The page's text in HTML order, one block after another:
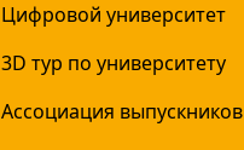
Цифровой университет
3D тур по университету
Ассоциация выпускников